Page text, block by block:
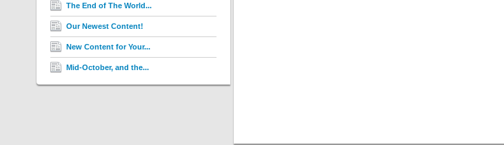
The End of The World...
Our Newest Content!
New Content for Your...
Mid-October, and the...